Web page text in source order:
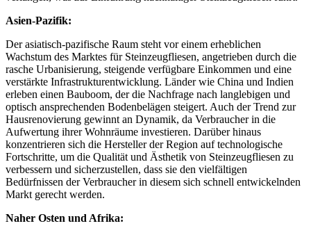
Asien-Pazifik:
Der asiatisch-pazifische Raum steht vor einem erheblichen
Wachstum des Marktes für Steinzeugfliesen, angetrieben durch die
rasche Urbanisierung, steigende verfügbare Einkommen und eine
verstärkte Infrastrukturentwicklung. Länder wie China und Indien
erleben einen Bauboom, der die Nachfrage nach langlebigen und
optisch ansprechenden Bodenbelägen steigert. Auch der Trend zur
Hausrenovierung gewinnt an Dynamik, da Verbraucher in die
Aufwertung ihrer Wohnräume investieren. Darüber hinaus
konzentrieren sich die Hersteller der Region auf technologische
Fortschritte, um die Qualität und Ästhetik von Steinzeugfliesen zu
verbessern und sicherzustellen, dass sie den vielfältigen
Bedürfnissen der Verbraucher in diesem sich schnell entwickelnden
Markt gerecht werden.
Naher Osten und Afrika: